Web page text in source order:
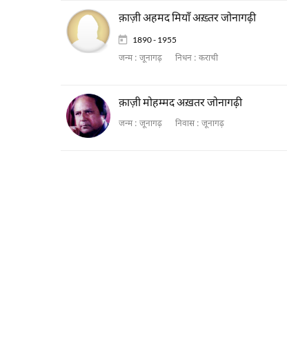
क़ाज़ी अहमद मियाँ अख़्तर जोनागढ़ी
1890 - 1955
जन्म : जूनागढ़ निधन : कराची
क़ाज़ी मोहम्मद अख़तर जोनागढ़ी
जन्म : जूनागढ़ निवास : जूनागढ़